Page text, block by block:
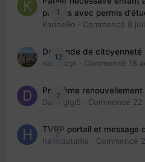
1
parents avec permis
KarineBo · Commencé 8
12
Demande de
nanancyr · Commencé 18
7
Problème renouvellement
Davidgigi5 · Commencé 22
0
TVRP portail et message
hellodutaillis · Commencé